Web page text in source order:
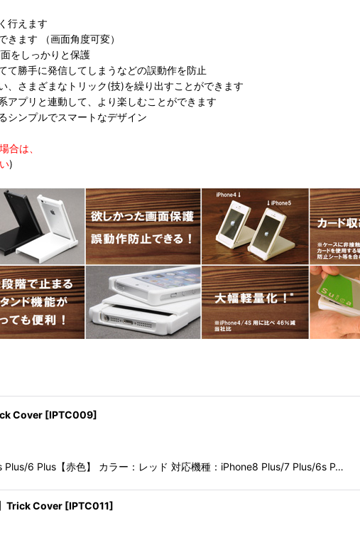
行えます
ます （画面角度可変）
をしっかりと保護
勝手に発信してしまうなどの誤動作を防止
さまざまなトリック(技)を繰り出すことができます
プリと連動して、より楽しむことができます
シンプルでスマートなデザイン
合は、
)
Cover [IPTC009]
6 Plus【赤色】 カラー：レッド 対応機種：iPhone8 Plus/7 Plus/6s P…
Trick Cover [IPTC011]